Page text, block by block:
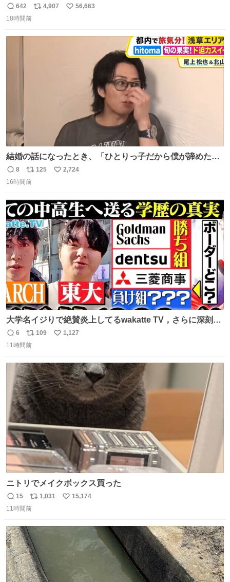
のベンチプレス持ち上げる姿披露
news.livedoor.com/article/detail… 元々自重のみだった
のためおにぎり10個、ゼリー飲料3～4本、パスタと毎日4
千kcalオーバーの食事を摂取し、増量したという。
返
信
642
リ
4,907
い
56,663
18時間前
結婚の話になったとき、「ひとりっ子だから僕が諦めた瞬
間に一族が潰える」「死ぬとき1人とか嫌」だから結婚願
望は"ある"って答えたものの、結局「（結婚は）向いてね
えて言葉を選んで、まるく収めてくれたんだなと思った
返
信
8
リ
ポ
ト
数
125
い
数
2,724
16時間前
大学名イジりで絶賛炎上してるwakatte TV，さらに深刻な
問題はこっちでは？ ・都内の特定企業に入るのを極度に推
奨し，それ以外の地域で堅実に生きるのを周縁化する ・恋
化する ・院生が研究環境を求め他大学に移るのを批判する
過去例↓
返
信
6
リ
ポ
ト
数
109
い
数
1,127
11時間前
ニトリでメイクボックス買った
返
信
15
リ
ポ
ト
数
1,031
い
15,174
11時間前